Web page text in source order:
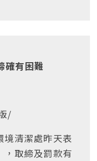
確有困難
/
境清潔處昨天表
，取締及罰款有